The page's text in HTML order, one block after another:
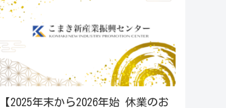
【2025年末から2026年始 休業のお